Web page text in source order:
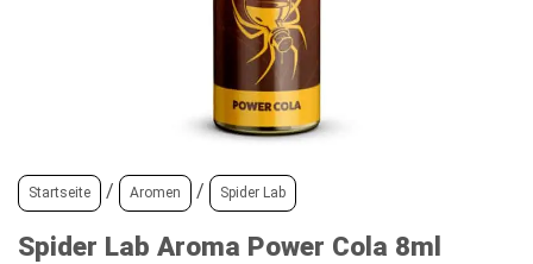
Startseite / Aromen / Spider Lab
Spider Lab Aroma Power Cola 8ml